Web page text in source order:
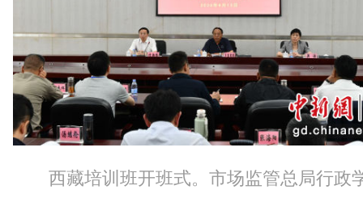
西藏培训班开班式。市场监管总局行政